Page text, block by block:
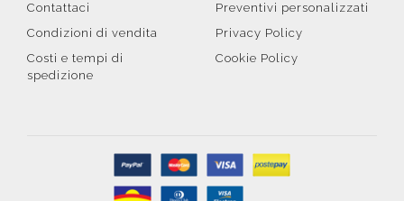
Contattaci
Condizioni di vendita
Costi e tempi di
spedizione
Preventivi personalizzati
Privacy Policy
Cookie Policy